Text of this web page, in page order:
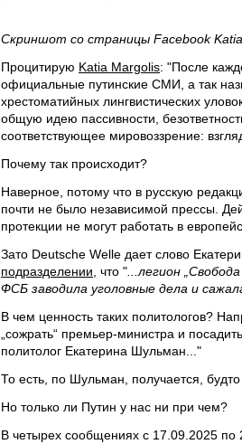
Скриншот со страницы Facebook
Процитирую Katia Margolis: "После
официальные путинские СМИ, а так
хрестоматийных лингвистических
общую идею пассивности,
соответствующее мировоззрение:
Почему так происходит?
Наверное, потому что в русскую
почти не было независимой прессы.
протекции не могут работать в
Зато Deutsche Welle дает слово
подразделении , что " ...легион
ФСБ заводила уголовные дела и
В чем ценность таких политологов?
„сожрать“ премьер-министра и
политолог Екатерина Шульман..."
То есть, по Шульман, получается,
Но только ли Путин у нас ни при чем?
В четырех сообщениях с 17.09.2025